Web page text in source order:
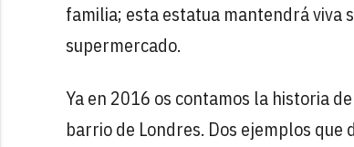
familia; esta estatua mantendrá viva
supermercado.
Ya en 2016 os contamos la historia de
barrio de Londres. Dos ejemplos